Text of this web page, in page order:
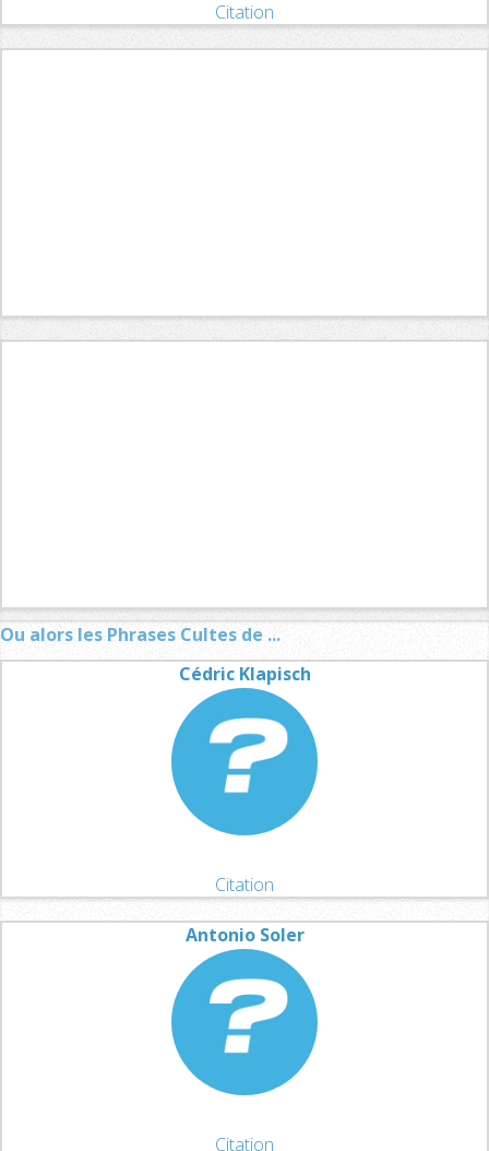
Citation
Ou alors les Phrases Cultes de ...
Cédric Klapisch
Citation
Antonio Soler
Citation